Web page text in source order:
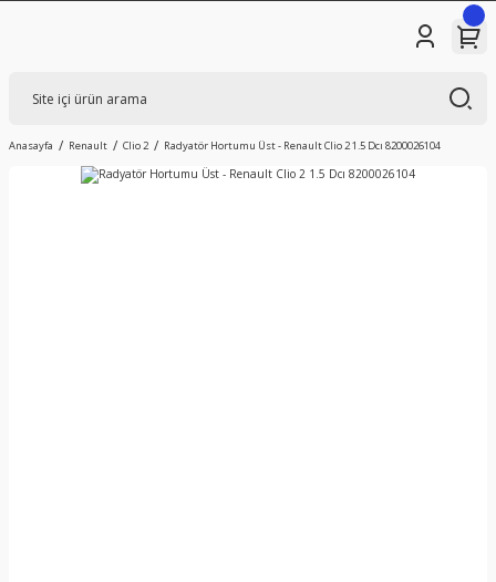
Anasayfa Renault Clio 2 Radyatör Hortumu Üst - Renault Clio 2 1.5 Dcı 8200026104